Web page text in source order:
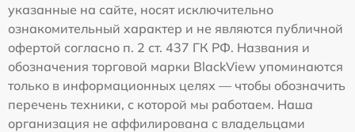
указанные на сайте, носят исключительно
ознакомительный характер и не являются публичной
офертой согласно п. 2 ст. 437 ГК РФ. Названия и
обозначения торговой марки BlackView упоминаются
только в информационных целях — чтобы обозначить
перечень техники, с которой мы работаем. Наша
организация не аффилирована с владельцами